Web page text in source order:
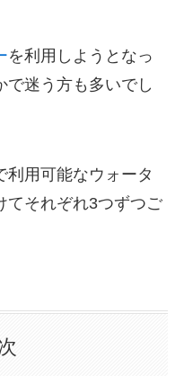
を利用しようとなっ
で迷う方も多いでし
利用可能なウォータ
てそれぞれ3つずつご